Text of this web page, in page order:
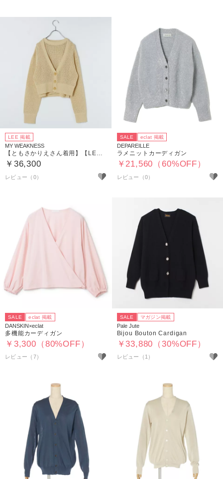
LEE 掲載
MY WEAKNESS
￥36,300
SALE eclat 掲載
DEPAREILLE
ラメニットカーディガン
￥21,560（60%OFF）
SALE eclat 掲載
DANSKIN×eclat
多機能カーディガン
￥3,300（80%OFF）
レビュー（7）
SALE マガジン掲載
Pale Jute
Bijou Bouton Cardigan
￥33,880（30%OFF）
レビュー（1）